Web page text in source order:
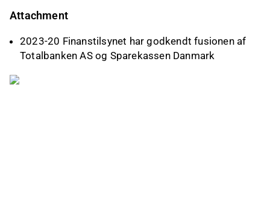
Attachment
2023-20 Finanstilsynet har godkendt fusionen af
Totalbanken AS og Sparekassen Danmark